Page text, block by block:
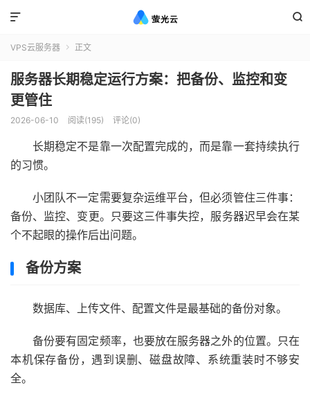


VPS云服务器  正文
服务器长期稳定运行方案：把备份、监控和变
更管住
2026-06-10 阅读(195) 评论(0)
长期稳定不是靠一次配置完成的，而是靠一套持续执行
的习惯。
小团队不一定需要复杂运维平台，但必须管住三件事：
备份、监控、变更。只要这三件事失控，服务器迟早会在某
个不起眼的操作后出问题。
备份方案
数据库、上传文件、配置文件是最基础的备份对象。
备份要有固定频率，也要放在服务器之外的位置。只在
本机保存备份，遇到误删、磁盘故障、系统重装时不够安
全。